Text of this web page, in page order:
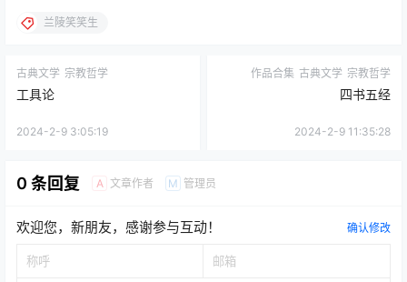
兰陵笑笑生
古典文学 宗教哲学
工具论
2024-2-9 3:05:19
作品合集 古典文学 宗教哲学
四书五经
2024-2-9 11:35:28
0 条回复 A 文章作者 M 管理员
欢迎您，新朋友，感谢参与互动！ 确认修改